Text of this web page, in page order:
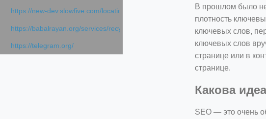
https://new-dev.slowfive.com/location/co-
https://babalrayan.org/services/recycling-shredder-plant-equipment/scrap-
https://telegram.org/
В прошлом было
плотность
ключевых слов,
ключевых слов
странице или в
странице.
Какова
SEO — это очень